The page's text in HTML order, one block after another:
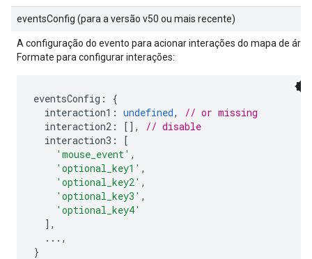
eventsConfig (para a versão v50 ou mais recente)
A configuração do evento para acionar interações do mapa de
Formate para configurar interações:
eventsConfig :
{
interaction1 : undefined,
// or missing
interaction2 : [],
// disable
interaction3 :
[
'mouse_event' ,
'optional_key1' ,
'optional_key2' ,
'optional_key3' ,
'optional_key4'
],
...,
}